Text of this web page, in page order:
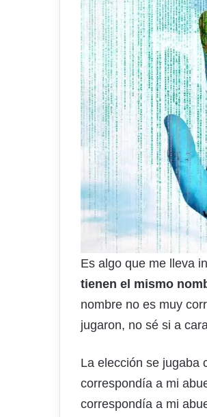
Es algo que me lleva
tienen el mismo
nombre no es muy
jugaron, no sé si a
La elección se jugaba
correspondía a mi
correspondía a mi